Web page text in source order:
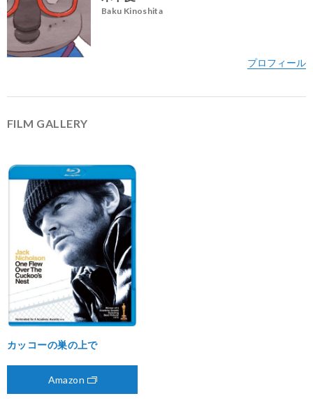
Baku Kinoshita
FILM GALLERY
カッコーの巣の上で
Amazon